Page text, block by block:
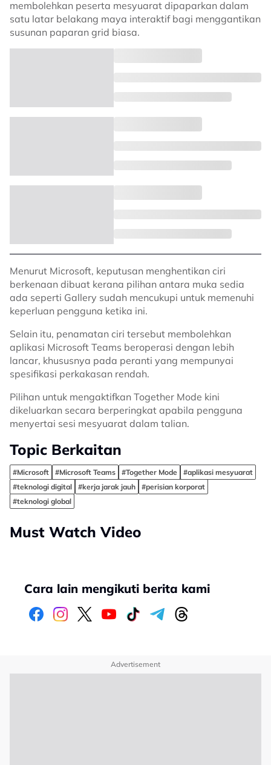
membolehkan peserta mesyuarat dipaparkan dalam
satu latar belakang maya interaktif bagi menggantikan
susunan paparan grid biasa.
Menurut Microsoft, keputusan menghentikan ciri
berkenaan dibuat kerana pilihan antara muka sedia
ada seperti Gallery sudah mencukupi untuk memenuhi
keperluan pengguna ketika ini.
Selain itu, penamatan ciri tersebut membolehkan
aplikasi Microsoft Teams beroperasi dengan lebih
lancar, khususnya pada peranti yang mempunyai
spesifikasi perkakasan rendah.
Pilihan untuk mengaktifkan Together Mode kini
dikeluarkan secara berperingkat apabila pengguna
menyertai sesi mesyuarat dalam talian.
Topic Berkaitan
#Microsoft #Microsoft Teams #Together Mode
#aplikasi mesyuarat
#teknologi digital
#kerja jarak jauh
#perisian korporat
#teknologi global
Must Watch Video
Cara lain mengikuti berita kami
Advertisement